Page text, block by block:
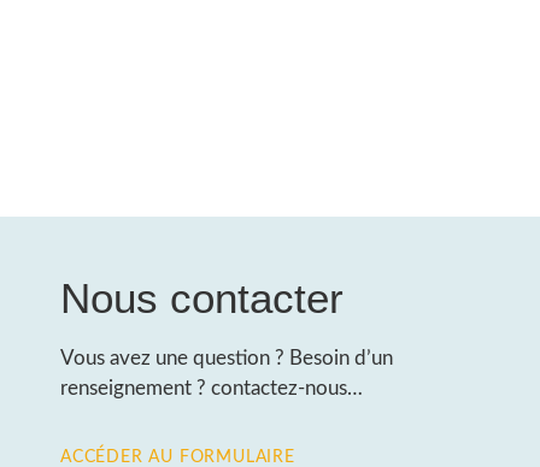
Nous contacter
Vous avez une question ? Besoin d’un
renseignement ? contactez-nous…
ACCÉDER AU FORMULAIRE